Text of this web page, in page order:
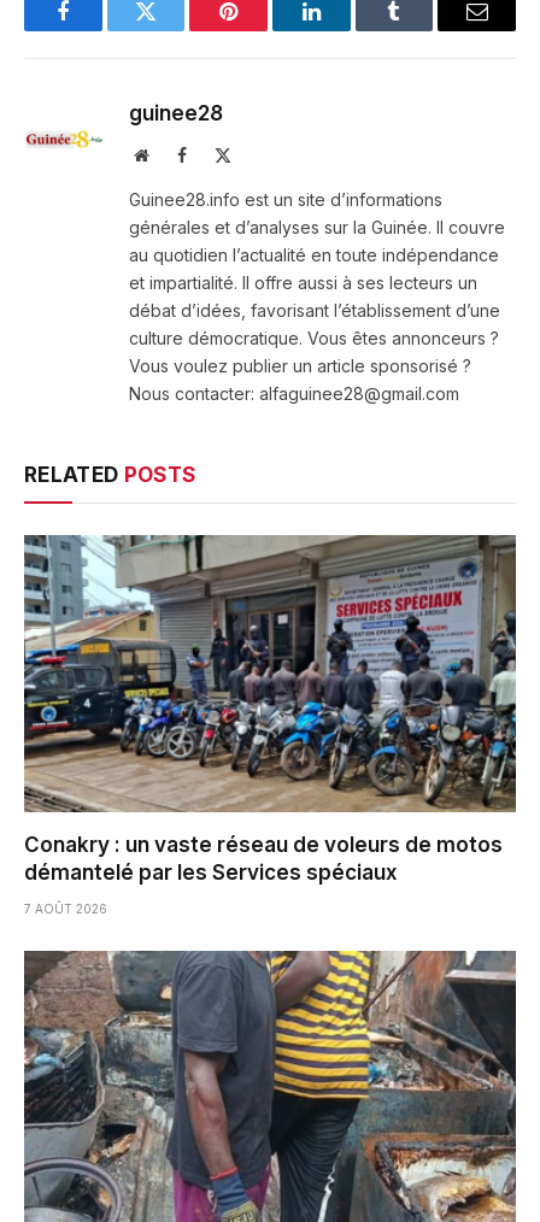
FacebookTwitter Pinterest LinkedInTumblr Email
guinee28
WebsiteFacebook
Guinee28.info est un site d’informations
générales et d’analyses sur la Guinée. Il couvre
au quotidien l’actualité en toute indépendance
et impartialité. Il offre aussi à ses lecteurs un
débat d’idées, favorisant l’établissement d’une
culture démocratique. Vous êtes annonceurs ?
Vous voulez publier un article sponsorisé ?
Nous contacter: alfaguinee28@gmail.com
RELATED POSTS
Conakry : un vaste réseau de voleurs de motos
démantelé par les Services spéciaux
7 AOÛT 2026